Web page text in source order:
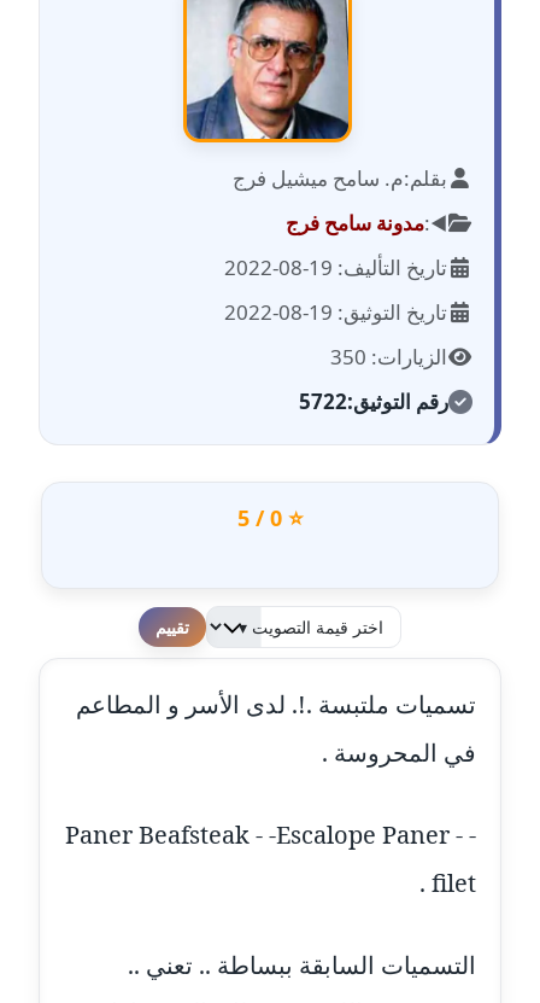
مدونة أحمد الجمال
مدونة احمد الحسيني
عاملة
عاملة
عاملة
عاملة
مدونة احمد كريدي
عاملة
مدونة اريج الشرفا
عاملة
بقلم:م. سامح ميشيل فرج
◀️:مدونة سامح فرج
تاريخ التأليف: 19-08-2022
تاريخ التوثيق: 19-08-2022
الزيارات: 350
رقم التوثيق:5722
⭐ 0 / 5
لطفا قم بالتقييم
تسميات ملتبسة .!. لدى الأسر و المطاعم
في المحروسة .
Paner Beafsteak - -Escalope Paner - -
filet .
التسميات السابقة ببساطة .. تعني ..